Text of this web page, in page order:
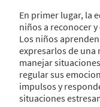
En primer lugar, la
niños a reconocer
Los niños
expresarlos de una
manejar
regular sus
impulsos y
situaciones